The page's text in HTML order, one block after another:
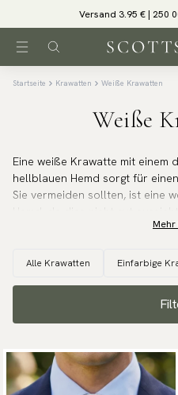
Versand 3.95 € | 250
Startseite Krawatten Weiße Krawatten
Weiße
Eine weiße Krawatte mit einem
hellblauen Hemd sorgt für
Sie vermeiden sollten, ist eine
Kollektion handgefertigter
ausgewählte Materialien an,
mit ihren Kindern abstimmen
Mehr
Alle Krawatten Einfarbige